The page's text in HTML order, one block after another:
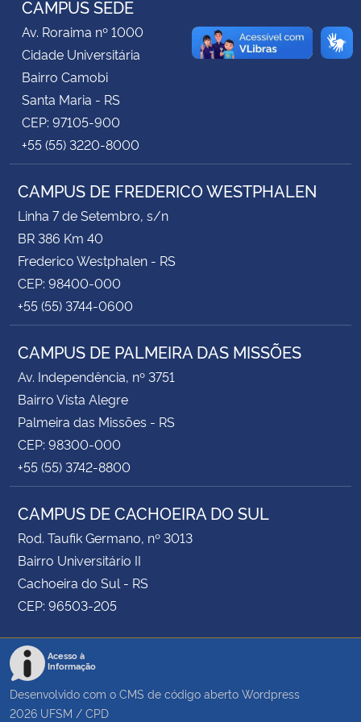
Secretaria-Geral
Secretaria de Governo
Gabinete de Segurança Institucional
Advocacia-Geral da União
CAMPUS SEDE
Av. Roraima nº 1000
Cidade Universitária
Bairro Camobi
Santa Maria - RS
CEP: 97105-900
+55 (55) 3220-8000
CAMPUS DE FREDERICO WESTPHALEN
Linha 7 de Setembro, s/n
BR 386 Km 40
Frederico Westphalen - RS
CEP: 98400-000
+55 (55) 3744-0600
CAMPUS DE PALMEIRA DAS MISSÕES
Av. Independência, nº 3751
Bairro Vista Alegre
Palmeira das Missões - RS
CEP: 98300-000
+55 (55) 3742-8800
CAMPUS DE CACHOEIRA DO SUL
Rod. Taufik Germano, nº 3013
Bairro Universitário II
Cachoeira do Sul - RS
CEP: 96503-205
Acesso à
Informação
Desenvolvido com o CMS de código aberto Wordpress
2026 UFSM / CPD